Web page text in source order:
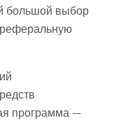
большой выбор
программа —